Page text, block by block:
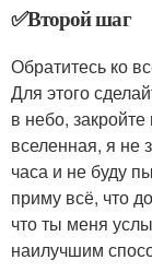
✅Второй шаг
Обратитесь ко
Для этого
в небо,
вселенная, я не
часа и не буду
приму всё, что
что ты меня
наилучшим